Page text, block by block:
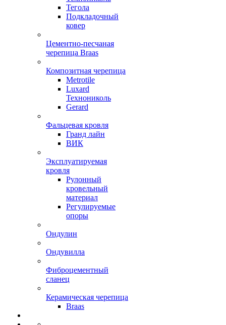
Тегола
Подкладочный
ковер
Цементно-песчаная
черепица Braas
Композитная черепица
Metrotile
Luxard
Технониколь
Gerard
Фальцевая кровля
Гранд лайн
ВИК
Эксплуатируемая
кровля
Рулонный
кровельный
материал
Регулируемые
опоры
Ондулин
Ондувилла
Фиброцементный
сланец
Керамическая черепица
Braas